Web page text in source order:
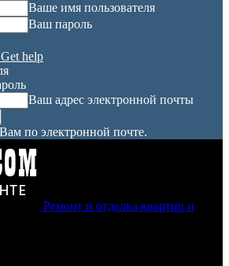
Ваше имя пользователя
Ваш пароль
help
Ваш адрес электронной почты
по электронной почте.
Ремонт и отделка квартир и